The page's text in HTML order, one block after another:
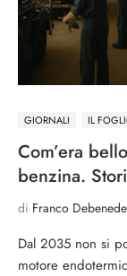
GIORNALI IL
Com’era
benzina.
di Franco
Dal 2035 non si
motore